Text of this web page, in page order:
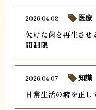
欠けた歯を再生さ
間制限
2026.04.08 医療
日常生活の癖を正
2026.04.07 知識